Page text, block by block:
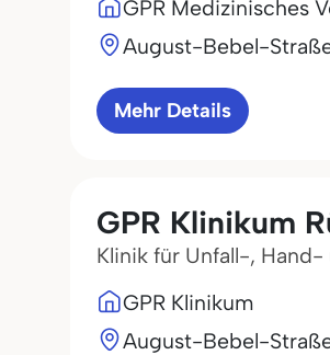
GPR Medizinisches
August-Bebel-
Mehr Details
GPR Klinikum
Klinik für Unfall-,
GPR Klinikum
August-Bebel-